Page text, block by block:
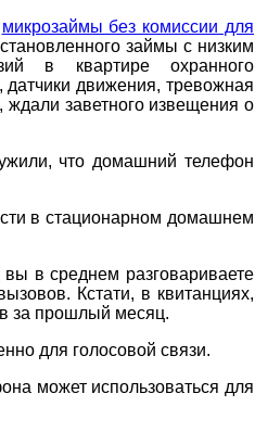
микрозаймы без комиссии для
займы с низким
в квартире охранного
датчики движения, тревожная
ждали заветного извещения о
что домашний телефон
в стационарном домашнем
в среднем разговариваете
Кстати, в квитанциях,
за прошлый месяц.
для голосовой связи.
может использоваться для